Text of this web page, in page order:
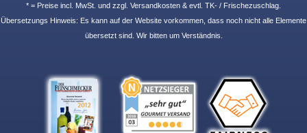
* = Preise incl. MwSt. und zzgl. Versandkosten & evtl. TK- / Frischezuschlag.
Übersetzungs Hinweis: Es kann auf der Website vorkommen, dass noch nicht alle Elemente
übersetzt sind. Wir bitten um Verständnis.